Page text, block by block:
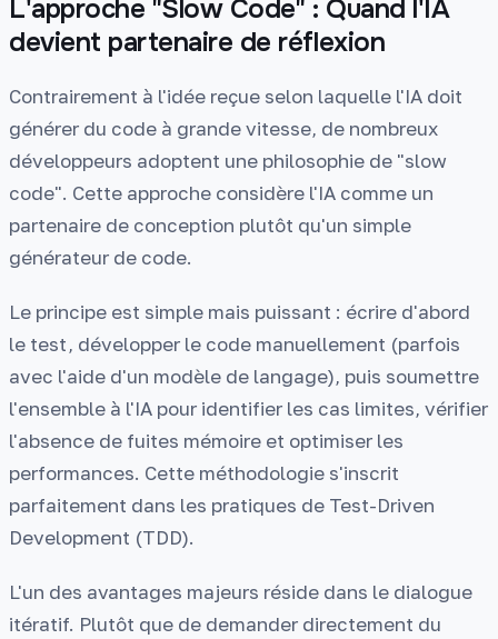
L'approche "Slow Code" : Quand l'IA
devient partenaire de réflexion
Contrairement à l'idée reçue selon laquelle l'IA doit
générer du code à grande vitesse, de nombreux
développeurs adoptent une philosophie de "slow
code". Cette approche considère l'IA comme un
partenaire de conception plutôt qu'un simple
générateur de code.
Le principe est simple mais puissant : écrire d'abord
le test, développer le code manuellement (parfois
avec l'aide d'un modèle de langage), puis soumettre
l'ensemble à l'IA pour identifier les cas limites, vérifier
l'absence de fuites mémoire et optimiser les
performances. Cette méthodologie s'inscrit
parfaitement dans les pratiques de Test-Driven
Development (TDD).
L'un des avantages majeurs réside dans le dialogue
itératif. Plutôt que de demander directement du